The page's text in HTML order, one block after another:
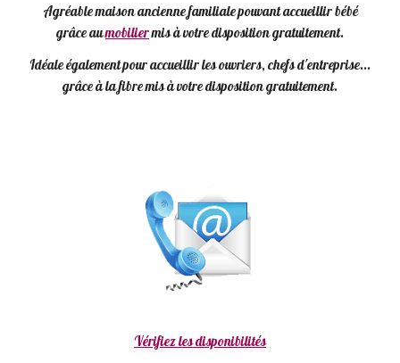
Agréable maison ancienne familiale pouvant accueillir bébé
grâce aumobiliermis à votre disposition gratuitement.
Idéale également pour accueillir les ouvriers, chefs d'entreprise...
grâce à la fibre mis à votre disposition gratuitement.
Vérifiez les disponibilités